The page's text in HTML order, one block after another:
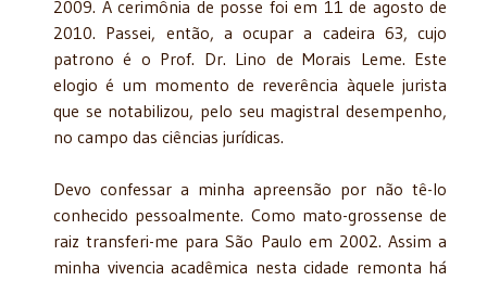
2009. A cerimônia de posse foi em 11 de agosto de
2010. Passei, então, a ocupar a cadeira 63, cujo
patrono é o Prof. Dr. Lino de Morais Leme. Este
elogio é um momento de reverência àquele jurista
que se notabilizou, pelo seu magistral desempenho,
no campo das ciências jurídicas.
Devo confessar a minha apreensão por não tê-lo
conhecido pessoalmente. Como mato-grossense de
raiz transferi-me para São Paulo em 2002. Assim a
minha vivencia acadêmica nesta cidade remonta há